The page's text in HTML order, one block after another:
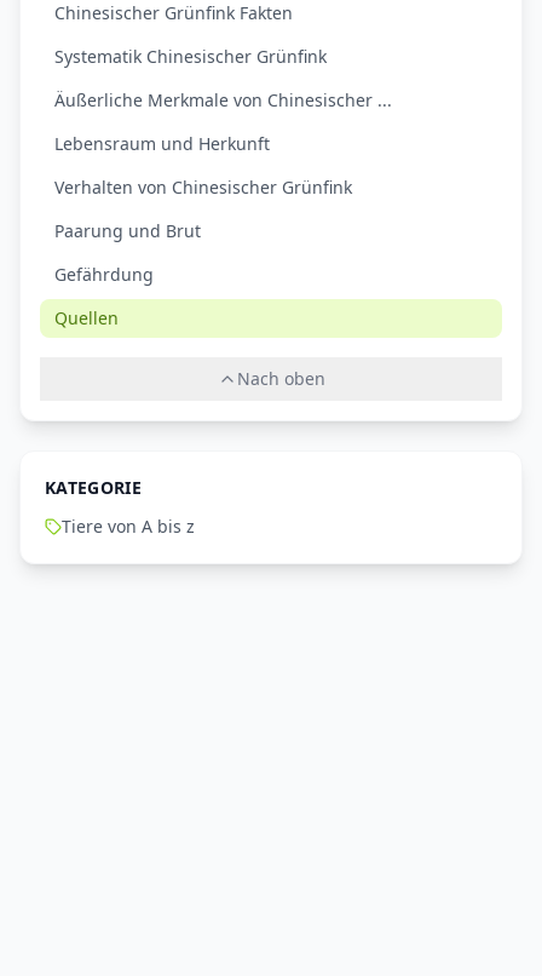
Chinesischer Grünfink Fakten
Systematik Chinesischer Grünfink
Äußerliche Merkmale von Chinesischer ...
Lebensraum und Herkunft
Verhalten von Chinesischer Grünfink
Paarung und Brut
Gefährdung
Quellen
Nach oben
KATEGORIE
Tiere von A bis z